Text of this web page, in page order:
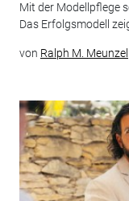
Mit der Modellpflege
Das Erfolgsmodell
von Ralph M. Meunzel